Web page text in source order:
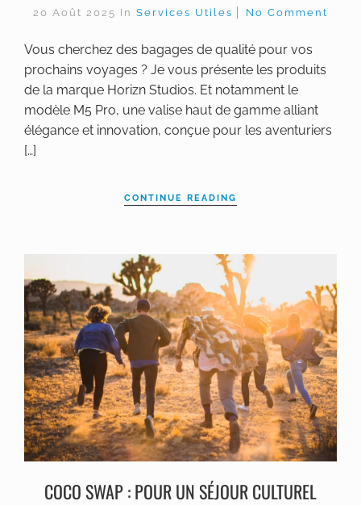
20 Août 2025 In Services Utiles No Comment
Vous cherchez des bagages de qualité pour vos
prochains voyages ? Je vous présente les produits
de la marque Horizn Studios. Et notamment le
modèle M5 Pro, une valise haut de gamme alliant
élégance et innovation, conçue pour les aventuriers
[…]
CONTINUE READING
COCO SWAP : POUR UN SÉJOUR CULTUREL